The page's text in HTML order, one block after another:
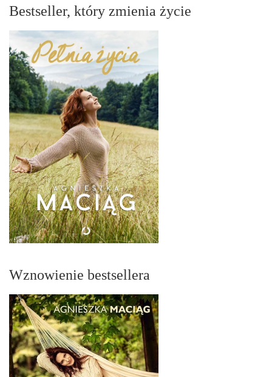
Bestseller, który zmienia życie
Wznowienie bestsellera